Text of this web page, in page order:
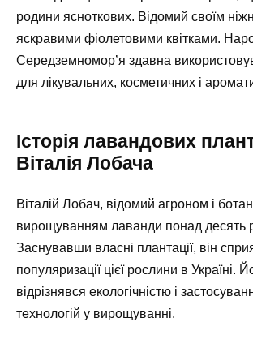
родини ясноткових. Відомий своїм
яскравими фіолетовими квітками.
Середземномор’я здавна
для лікувальних, косметичних і
Історія лавандових
Віталія Лобача
Віталій Лобач, відомий агроном і
вирощуванням лаванди понад десять
Заснувавши власні плантації, він
популяризації цієї рослини в Україні.
відрізнявся екологічністю і
технологій у вирощуванні.